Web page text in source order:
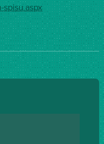
spisu.aspx